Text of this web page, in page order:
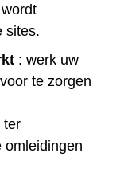
sites.
: werk uw
te zorgen
ter
omleidingen